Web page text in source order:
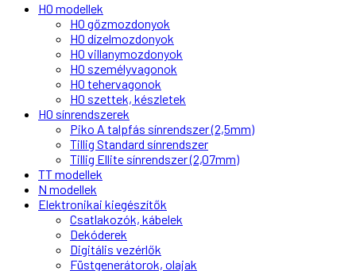
H0 modellek
H0 gőzmozdonyok
H0 dízelmozdonyok
H0 villanymozdonyok
H0 személyvagonok
H0 tehervagonok
H0 szettek, készletek
H0 sínrendszerek
Piko A talpfás sínrendszer (2,5mm)
Tillig Standard sínrendszer
Tillig Ellite sínrendszer (2,07mm)
TT modellek
N modellek
Elektronikai kiegészítők
Csatlakozók, kábelek
Dekóderek
Digitális vezérlők
Füstgenerátorok, olajak